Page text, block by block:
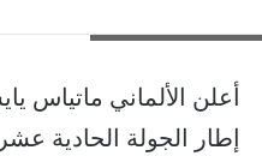
أعلن الألماني ماتياس
إطار الجولة الحادية